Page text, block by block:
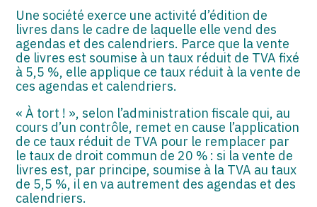
Une société exerce une activité d’édition de
livres dans le cadre de laquelle elle vend des
agendas et des calendriers. Parce que la vente
de livres est soumise à un taux réduit de TVA fixé
à 5,5 %, elle applique ce taux réduit à la vente de
ces agendas et calendriers.
« À tort ! », selon l’administration fiscale qui, au
cours d’un contrôle, remet en cause l’application
de ce taux réduit de TVA pour le remplacer par
le taux de droit commun de 20 % : si la vente de
livres est, par principe, soumise à la TVA au taux
de 5,5 %, il en va autrement des agendas et des
calendriers.